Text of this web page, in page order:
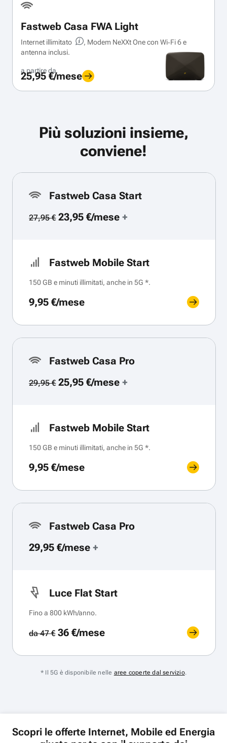
Fastweb Casa FWA Light
Internet illimitato
, Modem NeXXt One con Wi‑Fi 6 e
antenna inclusi.
a partire da
25,95 €/mese
Più soluzioni insieme,
conviene!
Fastweb Casa Start
27,95 €23,95 €/mese+
Fastweb Mobile Start
150 GB e minuti illimitati, anche in 5G *.
9,95 €/mese
Fastweb Casa Pro
29,95 €25,95 €/mese+
Fastweb Mobile Start
150 GB e minuti illimitati, anche in 5G *.
9,95 €/mese
Fastweb Casa Pro
29,95 €/mese +
Luce Flat Start
Fino a 800 kWh/anno.
da 47 €36 €/mese
* Il 5G è disponibile nelle aree coperte dal servizio.
Scopri le offerte Internet, Mobile ed Energia